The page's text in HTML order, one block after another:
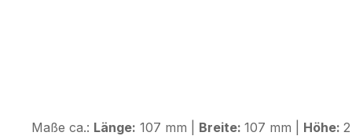
Maße ca.: Länge: 107 mm | Breite: 107 mm | Höhe: